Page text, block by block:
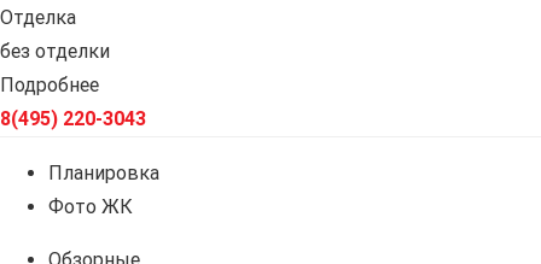
Отделка
без отделки
Подробнее
8(495) 220-3043
Планировка
Фото ЖК